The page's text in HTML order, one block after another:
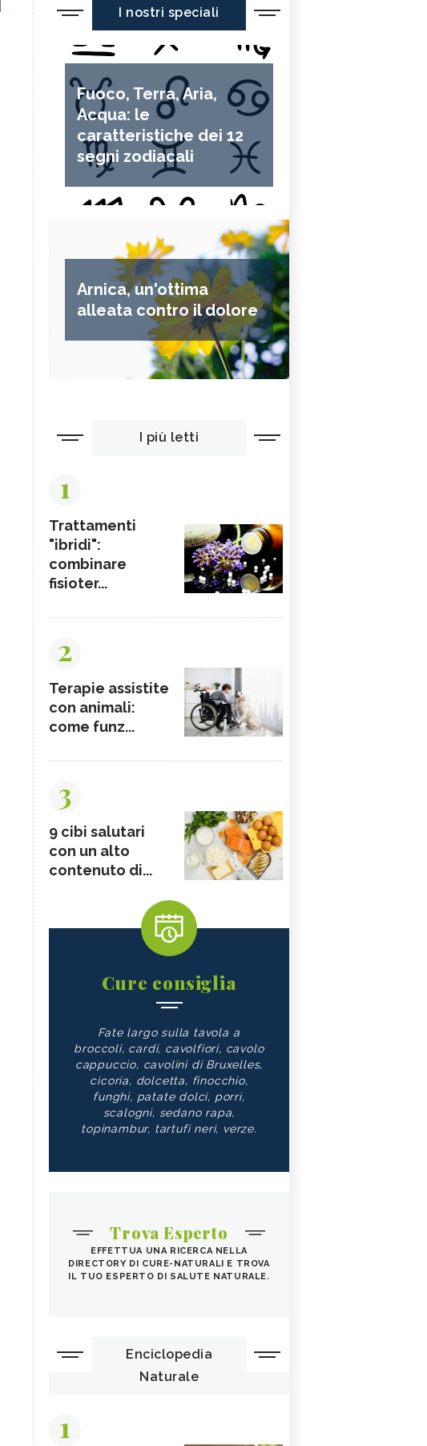
I nostri speciali
Fuoco, Terra, Aria,
Acqua: le
caratteristiche dei 12
segni zodiacali
Arnica, un'ottima
alleata contro il dolore
I più letti
1
Trattamenti
"ibridi":
combinare
fisioter...
2
Terapie assistite
con animali:
come funz...
3
9 cibi salutari
con un alto
contenuto di...
Cure consiglia
Fate largo sulla tavola a
broccoli, cardi, cavolfiori, cavolo
cappuccio, cavolini di Bruxelles,
cicoria, dolcetta, finocchio,
funghi, patate dolci, porri,
scalogni, sedano rapa,
topinambur, tartufi neri, verze.
Trova Esperto
EFFETTUA UNA RICERCA NELLA
DIRECTORY DI CURE-NATURALI E TROVA
IL TUO ESPERTO DI SALUTE NATURALE.
Enciclopedia
Naturale
1